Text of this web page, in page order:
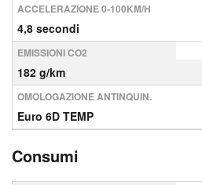
ACCELERAZIONE 0-100KM/H
4,8 secondi
EMISSIONI CO2
182 g/km
OMOLOGAZIONE ANTINQUIN.
Euro 6D TEMP
Consumi